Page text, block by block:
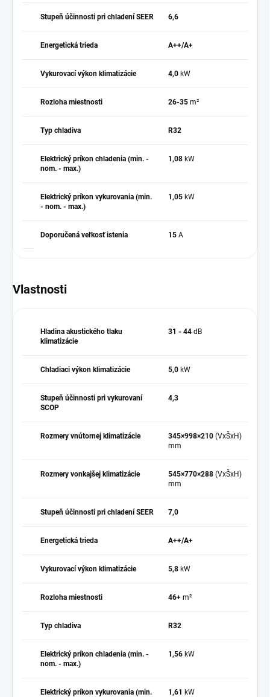
Stupeň účinnosti pri chladení SEER 6,6
Energetická trieda A++/A+
Vykurovací výkon klimatizácie 4,0 kW
Rozloha miestnosti 26-35 m²
Typ chladiva R32
Elektrický príkon chladenia (min. -
nom. - max.)
1,08 kW
Elektrický príkon vykurovania (min.
- nom. - max.)
1,05 kW
Doporučená veľkosť istenia 15 A
Vlastnosti
Hladina akustického tlaku
klimatizácie
31 - 44 dB
Chladiaci výkon klimatizácie 5,0 kW
Stupeň účinnosti pri vykurovaní
SCOP
4,3
Rozmery vnútornej klimatizácie 345×998×210 (VxŠxH)
mm
Rozmery vonkajšej klimatizácie 545×770×288 (VxŠxH)
mm
Stupeň účinnosti pri chladení SEER 7,0
Energetická trieda A++/A+
Vykurovací výkon klimatizácie 5,8 kW
Rozloha miestnosti 46+ m²
Typ chladiva R32
Elektrický príkon chladenia (min. -
nom. - max.)
1,56 kW
Elektrický príkon vykurovania (min. 1,61 kW